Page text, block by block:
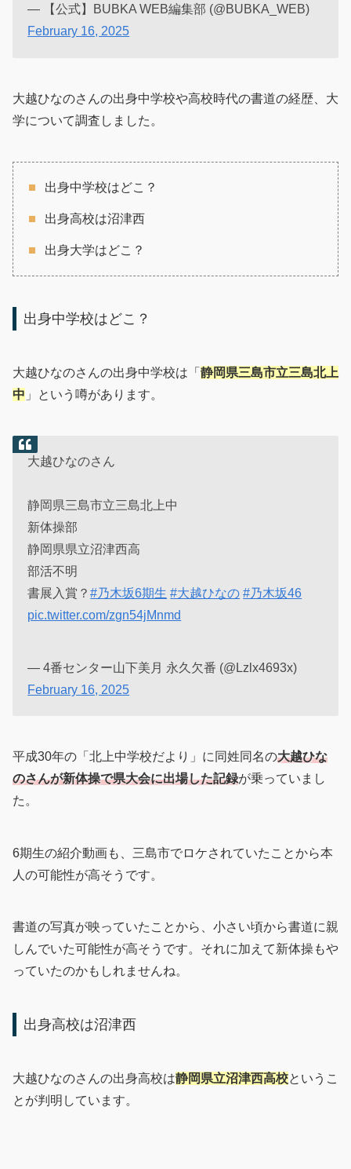
— 【公式】BUBKA WEB編集部 (@BUBKA_WEB)
February 16, 2025
大越ひなのさんの出身中学校や高校時代の書道の経歴、大
学について調査しました。
出身中学校はどこ？
出身高校は沼津西
出身大学はどこ？
出身中学校はどこ？
大越ひなのさんの出身中学校は「 静岡県三島市立三島北上
中 」という噂があります。
大越ひなのさん
静岡県三島市立三島北上中
新体操部
静岡県県立沼津西高
部活不明
書展入賞？#乃木坂6期生 #大越ひなの #乃木坂46
pic.twitter.com/zgn54jMnmd
— 4番センター山下美月 永久欠番 (@Lzlx4693x)
February 16, 2025
平成30年の「北上中学校だより」に同姓同名の大越ひな
のさんが新体操で県大会に出場した記録が乗っていまし
た。
6期生の紹介動画も、三島市でロケされていたことから本
人の可能性が高そうです。
書道の写真が映っていたことから、小さい頃から書道に親
しんでいた可能性が高そうです。それに加えて新体操もや
っていたのかもしれませんね。
出身高校は沼津西
大越ひなのさんの出身高校は静岡県立沼津西高校というこ
とが判明しています。